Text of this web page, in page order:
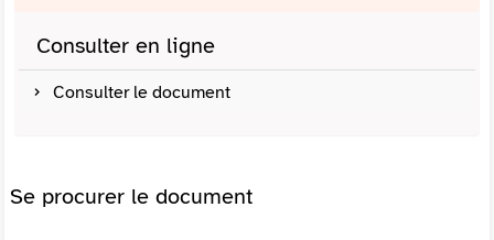
Consulter en ligne
Consulter le document
Se procurer le document